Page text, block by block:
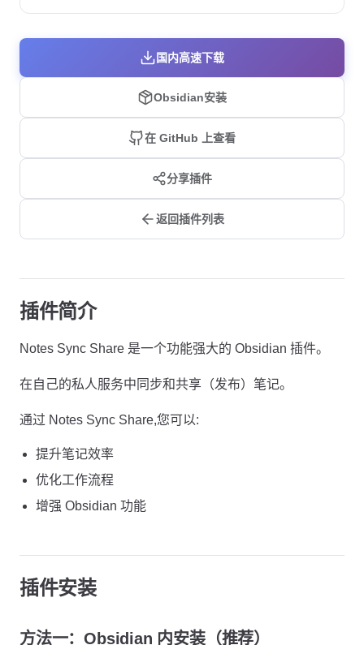
国内高速下载
Obsidian安装
在 GitHub 上查看
分享插件
返回插件列表
插件简介
Notes Sync Share 是一个功能强大的 Obsidian 插件。
在自己的私人服务中同步和共享（发布）笔记。
通过 Notes Sync Share,您可以:
提升笔记效率
优化工作流程
增强 Obsidian 功能
插件安装
方法一：Obsidian 内安装（推荐）